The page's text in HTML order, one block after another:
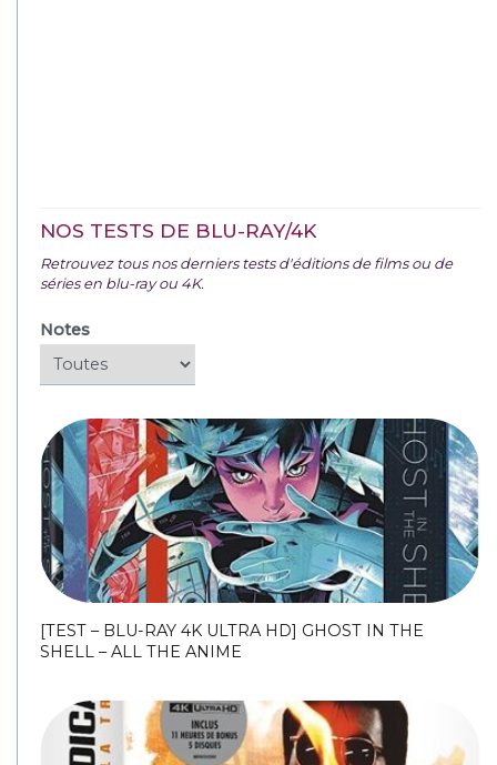
NOS TESTS DE BLU-RAY/4K
Retrouvez tous nos derniers tests d'éditions de films ou de
séries en blu-ray ou 4K.
Notes
[TEST – BLU-RAY 4K ULTRA HD] GHOST IN THE
SHELL – ALL THE ANIME